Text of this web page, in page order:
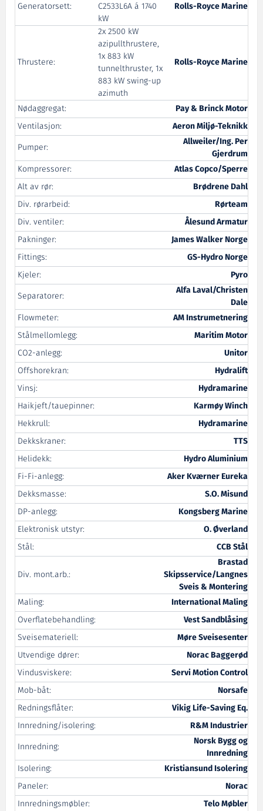
Generatorsett:
C2533L6A á 1740
kW
Rolls-Royce Marine
Thrustere:
2x 2500 kW
azipullthrustere,
1x 883 kW
tunnelthruster, 1x
883 kW swing-up
azimuth
Rolls-Royce Marine
Nødaggregat:
Pay & Brinck Motor
Ventilasjon:
Aeron Miljø-Teknikk
Pumper:
Allweiler/Ing. Per
Gjerdrum
Kompressorer:
Atlas Copco/Sperre
Alt av rør:
Brødrene Dahl
Div. rørarbeid:
Rørteam
Div. ventiler:
Ålesund Armatur
Pakninger:
James Walker Norge
Fittings:
GS-Hydro Norge
Kjeler:
Pyro
Separatorer:
Alfa Laval/Christen
Dale
Flowmeter:
AM Instrumetnering
Stålmellomlegg:
Maritim Motor
CO2-anlegg:
Unitor
Offshorekran:
Hydralift
Vinsj:
Hydramarine
Haikjeft/tauepinner:
Karmøy Winch
Hekkrull:
Hydramarine
Dekkskraner:
TTS
Helidekk:
Hydro Aluminium
Fi-Fi-anlegg:
Aker Kværner Eureka
Dekksmasse:
S.O. Misund
DP-anlegg:
Kongsberg Marine
Elektronisk utstyr:
O. Øverland
Stål:
CCB Stål
Div. mont.arb.:
Brastad
Skipsservice/Langnes
Sveis & Montering
Maling:
International Maling
Overflatebehandling:
Vest Sandblåsing
Sveisemateriell:
Møre Sveisesenter
Utvendige dører:
Norac Baggerød
Vindusviskere:
Servi Motion Control
Mob-båt:
Norsafe
Redningsflåter:
Vikig Life-Saving Eq.
Innredning/isolering:
R&M Industrier
Innredning:
Norsk Bygg og
Innredning
Isolering:
Kristiansund Isolering
Paneler:
Norac
Innredningsmøbler:
Telo Møbler